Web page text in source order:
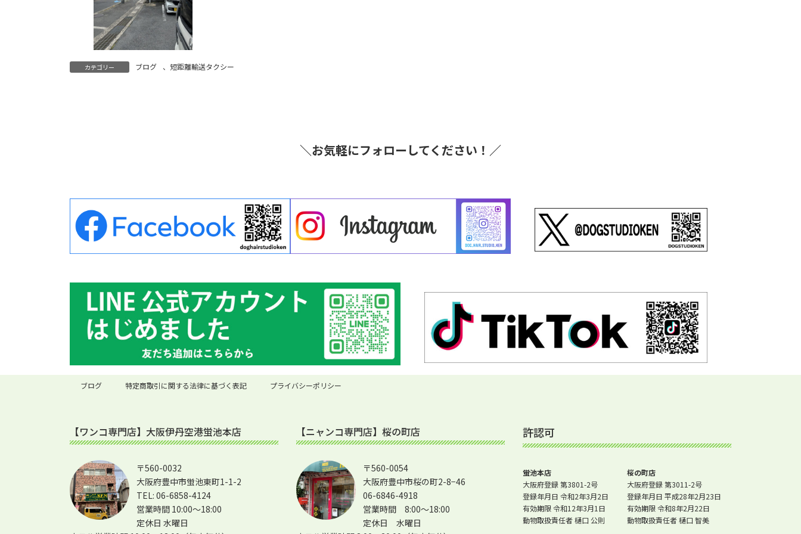
カテゴリー ブログ 、 短距離輸送タクシー
＼お気軽にフォローしてください！／
ブログ 特定商取引に関する法律に基づく表記 プライバシーポリシー
【ワンコ専門店】大阪伊丹空港蛍池本店
〒560-0032
大阪府豊中市蛍池東町1-1-2
TEL: 06-6858-4124
営業時間 10:00～18:00
定休日 水曜日
【ニャンコ専門店】桜の町店
〒560-0054
大阪府豊中市桜の町2-8−46
06-6846-4918
営業時間 8:00～18:00
定休日 水曜日
許認可
蛍池本店
大阪府登録 第3801-2号
登録年月日 令和2年3月2日
有効期限 令和12年3月1日
動物取扱責任者 樋口 公則
桜の町店
大阪府登録 第3011-2号
登録年月日 平成28年2月23日
有効期限 令和8年2月22日
動物取扱責任者 樋口 智美